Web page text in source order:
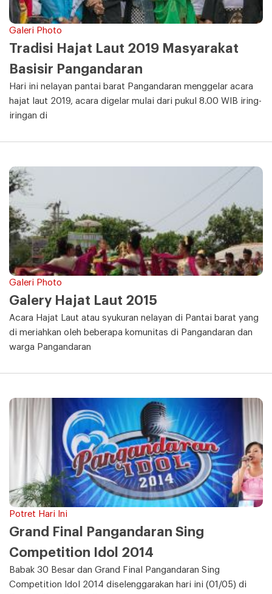
Galeri Photo
Tradisi Hajat Laut 2019 Masyarakat
Basisir Pangandaran
Hari ini nelayan pantai barat Pangandaran menggelar acara
hajat laut 2019, acara digelar mulai dari pukul 8.00 WIB iring-
iringan di
Galeri Photo
Galery Hajat Laut 2015
Acara Hajat Laut atau syukuran nelayan di Pantai barat yang
di meriahkan oleh beberapa komunitas di Pangandaran dan
warga Pangandaran
Potret Hari Ini
Grand Final Pangandaran Sing
Competition Idol 2014
Babak 30 Besar dan Grand Final Pangandaran Sing
Competition Idol 2014 diselenggarakan hari ini (01/05) di